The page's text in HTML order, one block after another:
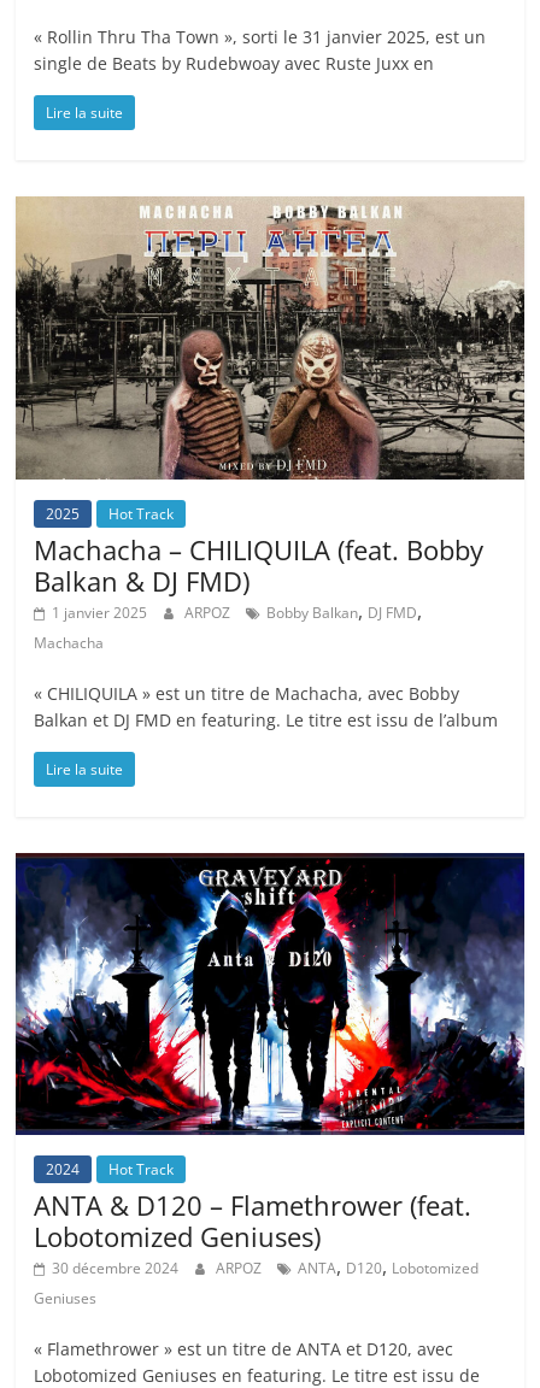
« Rollin Thru Tha Town », sorti le 31 janvier 2025, est un
single de Beats by Rudebwoay avec Ruste Juxx en
Lire la suite
2025 Hot Track
Machacha – CHILIQUILA (feat. Bobby
Balkan & DJ FMD)
1 janvier 2025 ARPOZ Bobby Balkan, DJ FMD,
Machacha
« CHILIQUILA » est un titre de Machacha, avec Bobby
Balkan et DJ FMD en featuring. Le titre est issu de l’album
Lire la suite
2024 Hot Track
ANTA & D120 – Flamethrower (feat.
Lobotomized Geniuses)
30 décembre 2024 ARPOZ ANTA, D120, Lobotomized
Geniuses
« Flamethrower » est un titre de ANTA et D120, avec
Lobotomized Geniuses en featuring. Le titre est issu de